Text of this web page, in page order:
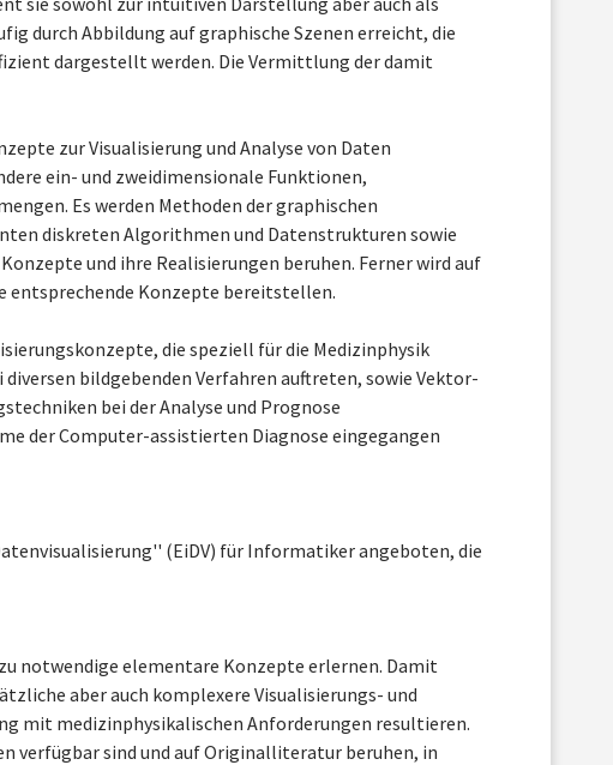
durch Abbildung auf graphische Szenen erreicht, die
dargestellt werden. Die Vermittlung der damit
zur Visualisierung und Analyse von Daten
ein- und zweidimensionale Funktionen,
Es werden Methoden der graphischen
diskreten Algorithmen und Datenstrukturen sowie
und ihre Realisierungen beruhen. Ferner wird auf
entsprechende Konzepte bereitstellen.
die speziell für die Medizinphysik
bildgebenden Verfahren auftreten, sowie Vektor-
bei der Analyse und Prognose
der Computer-assistierten Diagnose eingegangen
(EiDV) für Informatiker angeboten, die
notwendige elementare Konzepte erlernen. Damit
aber auch komplexere Visualisierungs- und
mit medizinphysikalischen Anforderungen resultieren.
verfügbar sind und auf Originalliteratur beruhen, in